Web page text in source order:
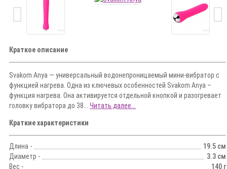
Краткое описание
Svakom Anya — универсальный водонепроницаемый мини-вибратор с
функцией нагрева. Одна из ключевых особенностей Svakom Anya –
функция нагрева. Она активируется отдельной кнопкой и разогревает
головку вибратора до 38... Читать далее...
Краткие характеристики
Длина -
19.5 см
Диаметр -
3.3 см
Вес -
140 г